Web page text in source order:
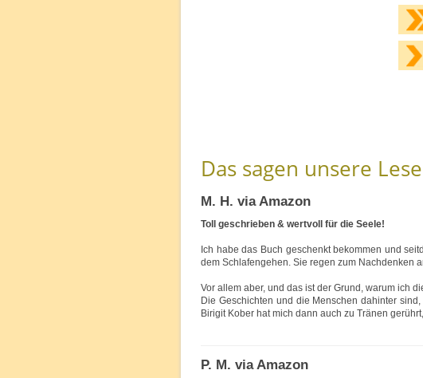
Das sagen unsere
M. H. via Amazon
Toll geschrieben & wertvoll für die Seele!
Ich habe das Buch geschenkt bekommen und
dem Schlafengehen. Sie regen zum Nachdenken
Vor allem aber, und das ist der Grund, warum ich
Die Geschichten und die Menschen dahinter
Birigit Kober hat mich dann auch zu Tränen
P. M. via Amazon